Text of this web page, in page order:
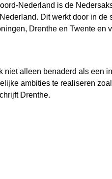
Nederland is de
Dit werkt door in
Drenthe en Twente en
alleen benaderd als een
ambities te realiseren
Drenthe.